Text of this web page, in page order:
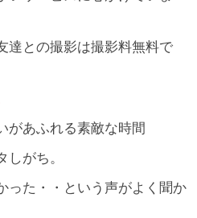
達との撮影は撮影料無料で
があふれる素敵な時間
がち。
った・・という声がよく聞か